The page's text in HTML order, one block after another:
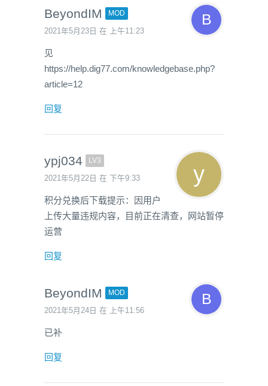
BeyondIM MOD
2021年5月23日 在 上午11:23
见
https://help.dig77.com/knowledgebase.php?
article=12
回复
ypj034 LV3
2021年5月22日 在 下午9:33
积分兑换后下载提示：因用户
上传大量违规内容，目前正在清查，网站暂停
运营
回复
BeyondIM MOD
2021年5月24日 在 上午11:56
已补
回复